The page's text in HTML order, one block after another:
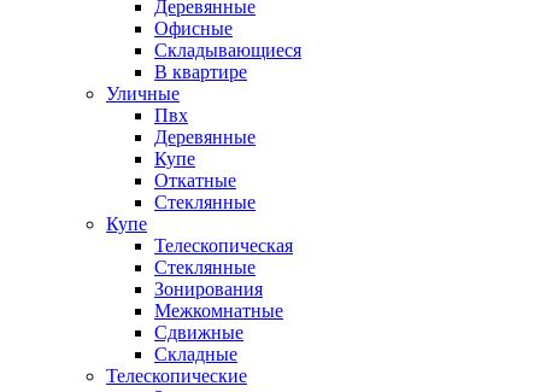
Деревянные
Офисные
Складывающиеся
В квартире
Уличные
Пвх
Деревянные
Купе
Откатные
Стеклянные
Купе
Телескопическая
Стеклянные
Зонирования
Межкомнатные
Сдвижные
Складные
Телескопические